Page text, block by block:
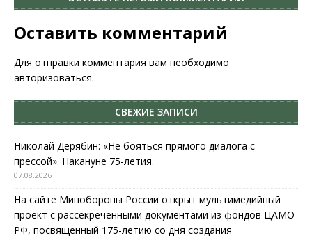
Оставить комментарий
Для отправки комментария вам необходимо
авторизоваться.
СВЕЖИЕ ЗАПИСИ
Николай Дерябин: «Не бояться прямого диалога с
прессой». Накануне 75-летия.
07.08.2026
На сайте Минобороны России открыт мультимедийный
проект с рассекреченными документами из фондов ЦАМО
РФ, посвященный 175-летию со дня создания